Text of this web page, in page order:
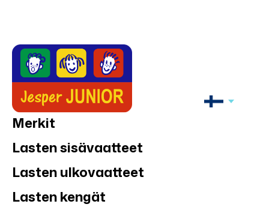
Merkit
Lasten sisävaatteet
Lasten ulkovaatteet
Lasten kengät